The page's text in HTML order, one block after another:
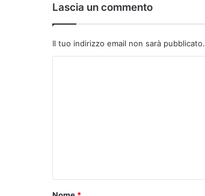
Lascia un commento
Il tuo indirizzo email non sarà pubblicato.
o